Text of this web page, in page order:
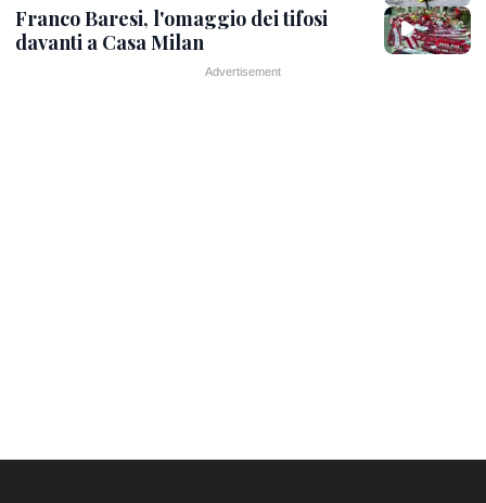
Franco Baresi, l'omaggio dei tifosi
davanti a Casa Milan